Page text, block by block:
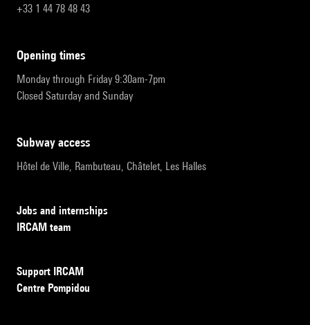
+33 1 44 78 48 43
opening times
Monday through Friday 9:30am-7pm
Closed Saturday and Sunday
subway access
Hôtel de Ville, Rambuteau, Châtelet, Les Halles
Jobs and internships
IRCAM team
Support IRCAM
Centre Pompidou